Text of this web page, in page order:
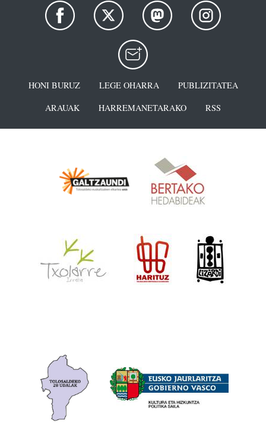
HONI BURUZ LEGE OHARRA
PUBLIZITATEA
ARAUAK
HARREMANETARAKO RSS